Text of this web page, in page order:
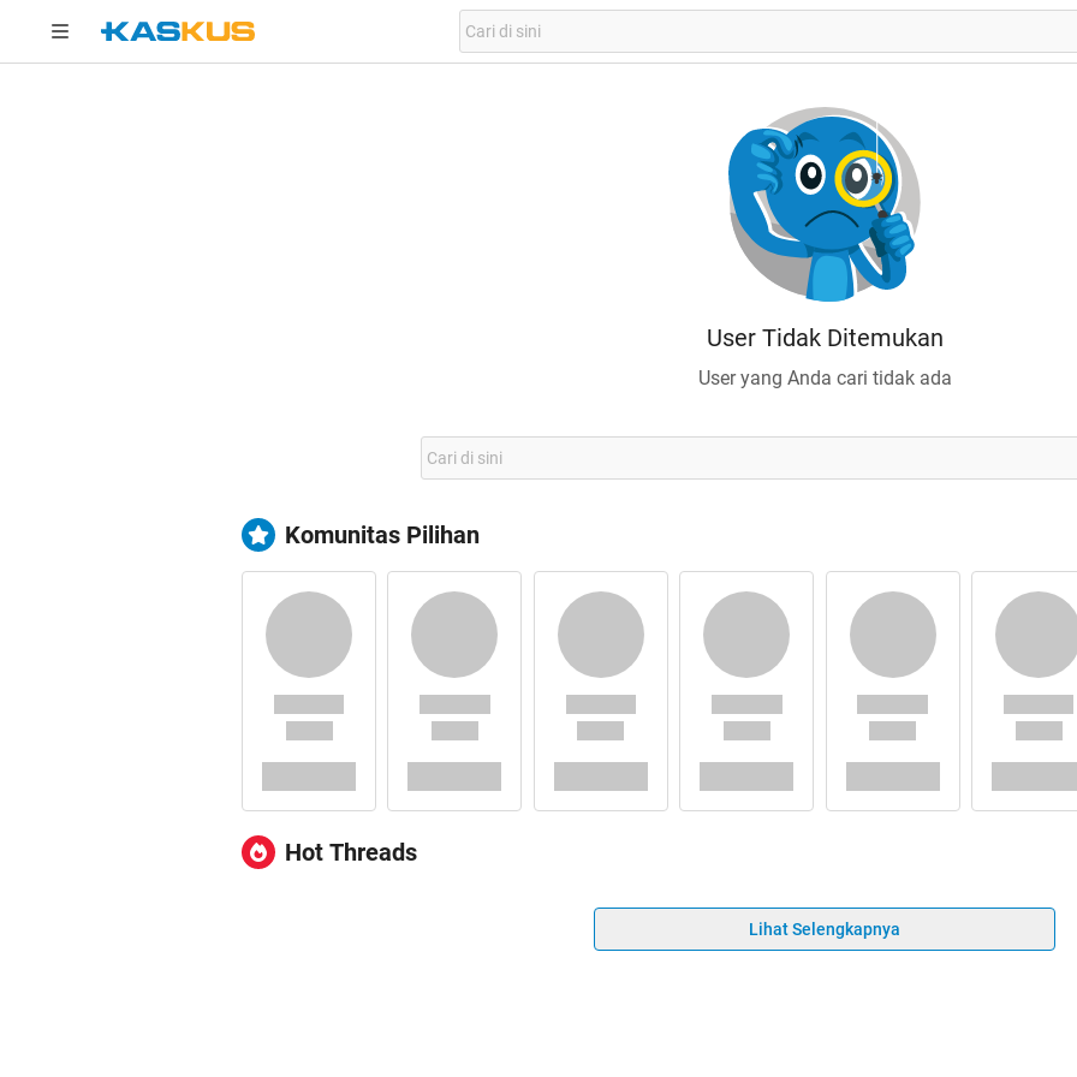
User Tidak Ditemukan
User yang Anda cari tidak ada
Komunitas Pilihan
Hot Threads
Lihat Selengkapnya